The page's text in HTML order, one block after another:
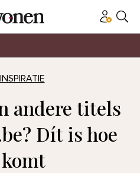
andere titels
Dít is hoe